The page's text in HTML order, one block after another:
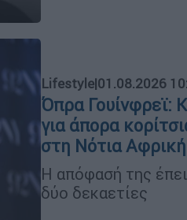
Lifestyle|01.08.2026
Όπρα Γουίνφρεϊ:
για άπορα
στη Νότια Αφρική
Η απόφασή της
δύο δεκαετίες